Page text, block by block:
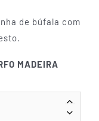
de búfala com
MADEIRA